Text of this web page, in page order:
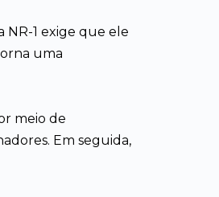
NR-1 exige que ele
uma
meio de
Em seguida,